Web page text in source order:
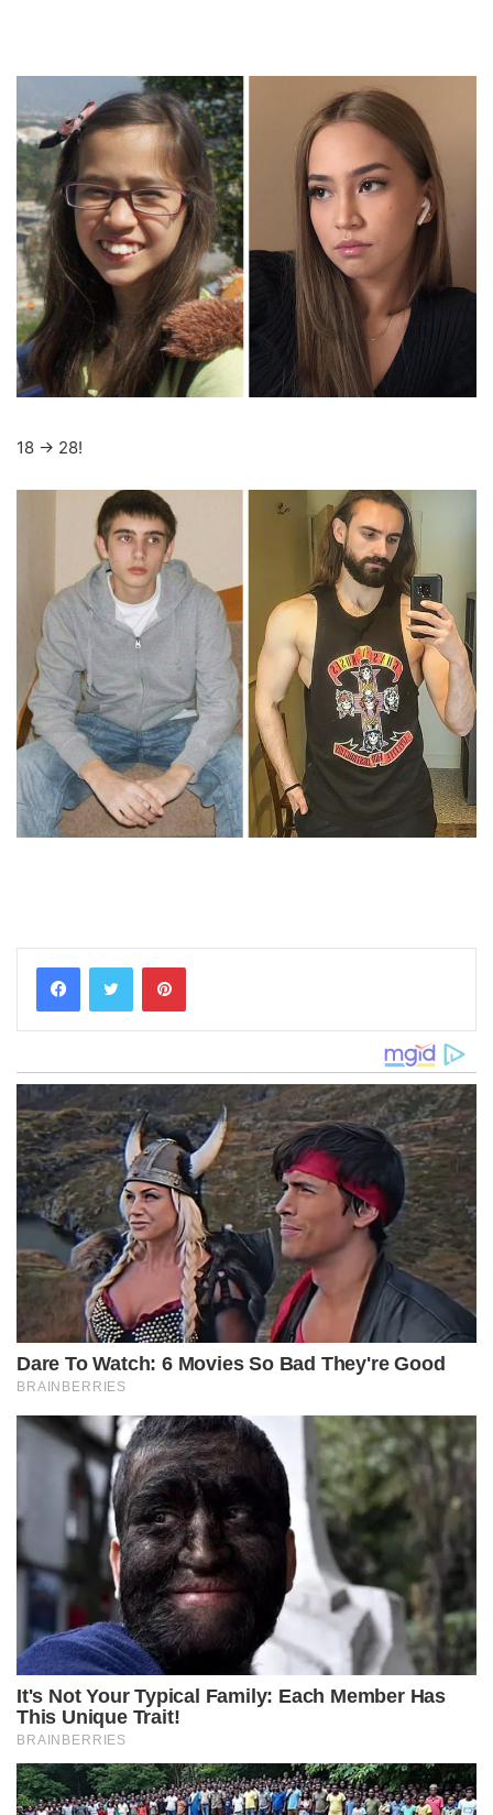
18 -> 28!
Pinterest